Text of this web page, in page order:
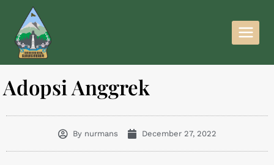
Adopsi Anggrek
Bynurmans December 27, 2022